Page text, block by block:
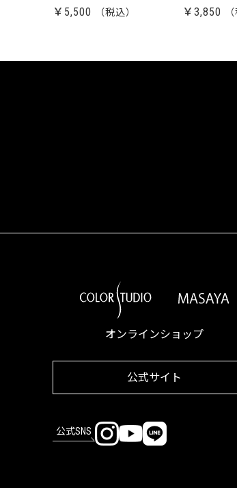
￥5,500 ￥3,850
オンラインショップ
公式サイト
公式SNS